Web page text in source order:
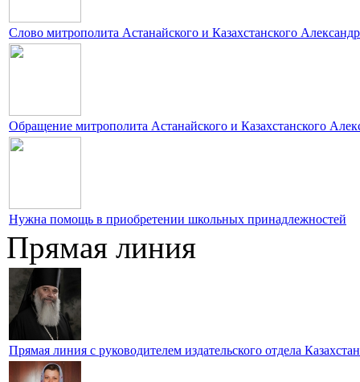
Слово митрополита Астанайского и Казахстанского
Обращение митрополита Астанайского и Казахстанского
Нужна помощь в приобретении школьных принадлежностей
Прямая линия
Прямая линия с руководителем издательского отдела